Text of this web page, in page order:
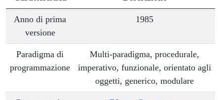
Anno di prima
versione
1985
Paradigma di
programmazione
Multi-paradigma, procedurale,
imperativo, funzionale, orientato agli
oggetti, generico, modulare